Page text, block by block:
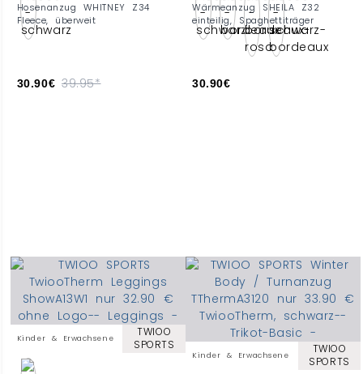
Hosenanzug WHITNEY Z34
Fleece, überweit
30.90€ 39.95*
Wärmeanzug SHEILA Z32
einteilig, Spaghettiträger
30.90€
Kinder & Erwachsene
TWIOO
SPORTS
Kinder & Erwachsene
TWIOO
SPORTS